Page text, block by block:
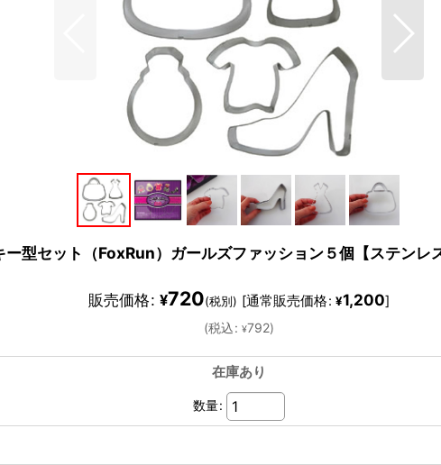
ー型セット（FoxRun）ガールズファッション５個【ステンレス
販売価格: ¥720(税別) [通常販売価格: ¥1,200]
(税込: ¥792)
在庫あり
数量: